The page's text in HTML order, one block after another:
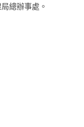
總辦事處。